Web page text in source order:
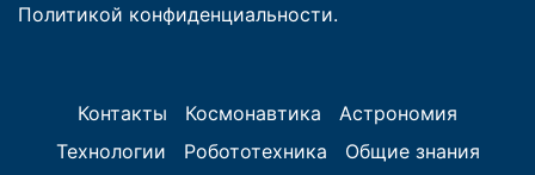
Политикой конфиденциальности.
Контакты Космонавтика
Астрономия
Технологии
Робототехника
Общие знания